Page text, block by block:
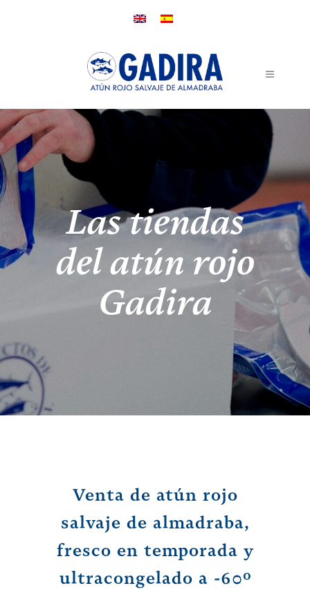
Las tiendas
del atún rojo
Gadira
Venta de atún rojo
salvaje de almadraba,
fresco en temporada y
ultracongelado a -60º